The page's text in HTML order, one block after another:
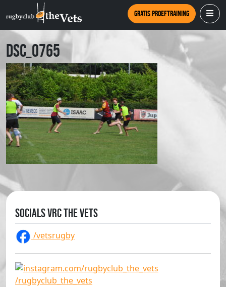
Gratis proeftraining
DSC_0765
Socials VRC The Vets
/vetsrugby
/rugbyclub_the_vets